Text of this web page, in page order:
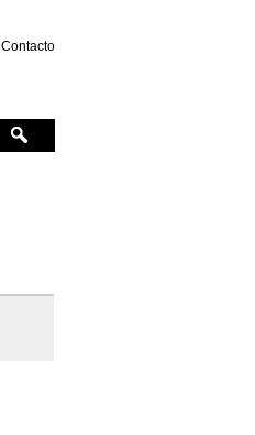
Contacto